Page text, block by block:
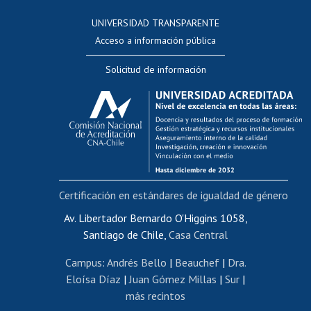
Evaluación docente
Calificación académica
Postulación al AUCAI
Funcionarias/os
Cursos internos de capacitación
Bienestar del personal
Portal de movilidad interna
Certificado de renta
Certificado de renta honorarios
Editar páginas blancas
Extranjeras/os
UNIVERSIDAD TRANSPARENTE
Acceso a información pública
Solicitud de información
Av. Libertador Bernardo O'Higgins 1058,
Santiago de Chile, Casa Central
Campus: Andrés Bello | Beauchef| Dra.
Eloísa Díaz |Juan Gómez Millas | Sur |
más recintos
Certificación en estándares de igualdad de género